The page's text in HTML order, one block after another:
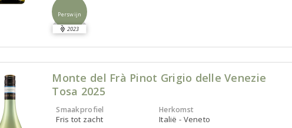
Perswijn
2023
Monte del Frà Pinot Grigio delle Venezie
Tosa 2025
Smaakprofiel
Fris tot zacht
Herkomst
Italië - Veneto